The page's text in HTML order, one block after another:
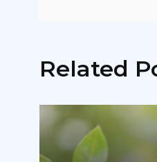
Related